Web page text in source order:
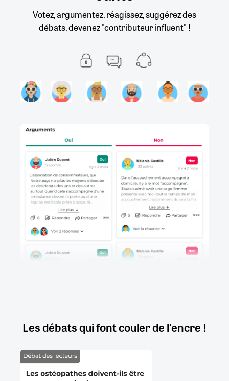
Votez, argumentez, réagissez, suggérez des
débats, devenez "contributeur influent" !
Les débats qui font couler de l'encre !